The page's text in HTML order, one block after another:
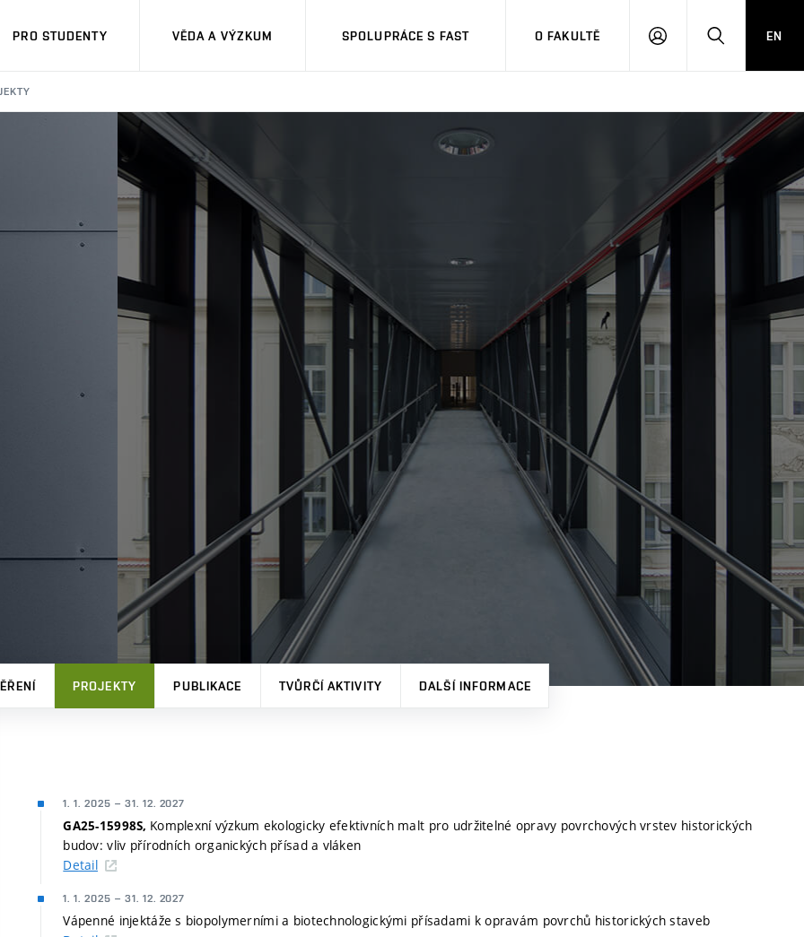
PRO STUDENTY VĚDA A VÝZKUM SPOLUPRÁCE S FAST O FAKULTĚ
PŘIHLÁSITHLEDAT
EN
PROJEKTY PUBLIKACE TVŮRČÍ AKTIVITY DALŠÍ INFORMACE
1. 1. 2025 – 31. 12. 2027
GA25-15998S, Komplexní výzkum ekologicky efektivních malt pro udržitelné opravy povrchových vrstev historických
budov: vliv přírodních organických přísad a vláken
Detail
1. 1. 2025 – 31. 12. 2027
Vápenné injektáže s biopolymerními a biotechnologickými přísadami k opravám povrchů historických staveb